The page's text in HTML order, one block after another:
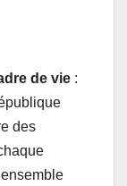
de vie :
des